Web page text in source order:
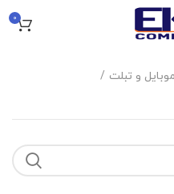
0
و تبلت